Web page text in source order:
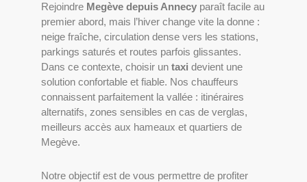
Rejoindre Megève depuis Annecy paraît facile au
premier abord, mais l’hiver change vite la donne :
neige fraîche, circulation dense vers les stations,
parkings saturés et routes parfois glissantes.
Dans ce contexte, choisir un taxi devient une
solution confortable et fiable. Nos chauffeurs
connaissent parfaitement la vallée : itinéraires
alternatifs, zones sensibles en cas de verglas,
meilleurs accès aux hameaux et quartiers de
Megève.
Notre objectif est de vous permettre de profiter